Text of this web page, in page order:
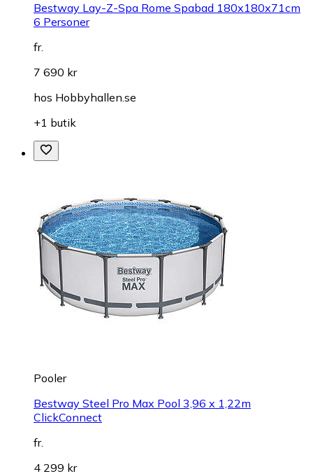
Bestway Lay-Z-Spa Rome Spabad 180x180x71cm
6 Personer
fr.
7 690 kr
hos Hobbyhallen.se
+1 butik
Pooler
Bestway Steel Pro Max Pool 3,96 x 1,22m
ClickConnect
fr.
4 299 kr